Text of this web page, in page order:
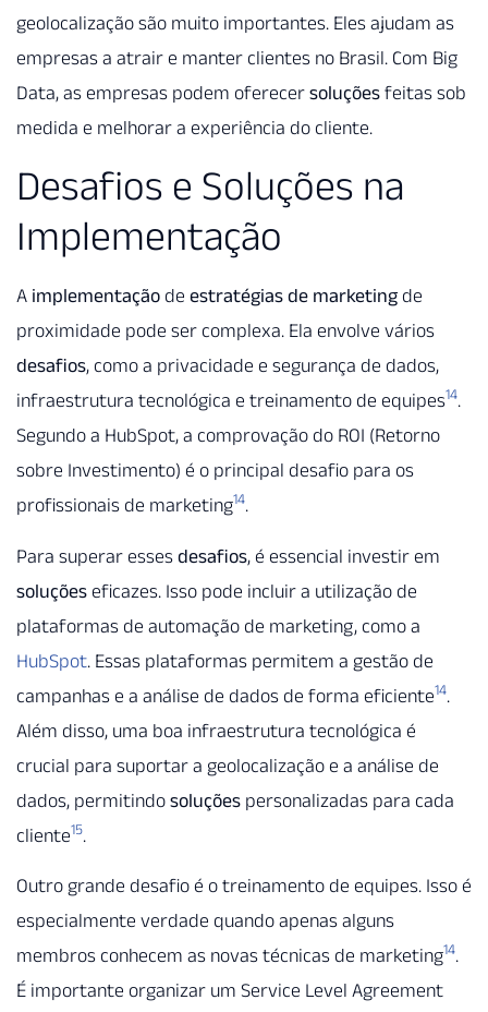
geolocalização são muito importantes. Eles ajudam as
empresas a atrair e manter clientes no Brasil. Com Big
Data, as empresas podem oferecer soluções feitas sob
medida e melhorar a experiência do cliente.
Desafios e Soluções na
Implementação
A implementação de estratégias de marketingde
proximidade pode ser complexa. Ela envolve vários
desafios, como a privacidade e segurança de dados,
infraestrutura tecnológica e treinamento de equipes14.
Segundo a HubSpot, a comprovação do ROI (Retorno
sobre Investimento) é o principal desafio para os
profissionais de marketing14.
Para superar esses desafios, é essencial investir em
soluções eficazes. Isso pode incluir a utilização de
plataformas de automação de marketing, como a
HubSpot. Essas plataformas permitem a gestão de
campanhas e a análise de dados de forma eficiente14.
Além disso, uma boa infraestrutura tecnológica é
crucial para suportar a geolocalização e a análise de
dados, permitindo soluções personalizadas para cada
cliente15.
Outro grande desafio é o treinamento de equipes. Isso é
especialmente verdade quando apenas alguns
membros conhecem as novas técnicas de marketing14.
É importante organizar um Service Level Agreement